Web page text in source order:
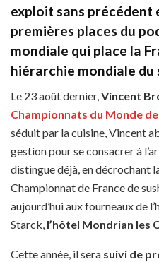
exploit sans précédent
premières places du
mondiale qui place la
hiérarchie mondiale du
Le 23 août dernier,Vincent
Championnats du Monde
séduit par la cuisine, Vincent
gestion pour se consacrer à
distingue déjà, en décrochant
Championnat de France de
aujourd’hui aux fourneaux de
Starck, l’hôtel Mondrian les
Cette année, il sera suivi de